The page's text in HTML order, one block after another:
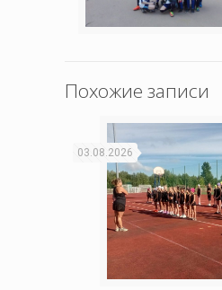
Похожие записи
03.08.2026